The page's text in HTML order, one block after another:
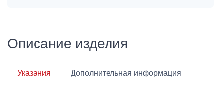
Описание изделия
Указания Дополнительная информация